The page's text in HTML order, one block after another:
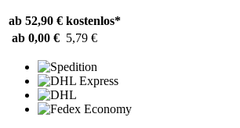
ab 52,90 € kostenlos*
ab 0,00 € 5,79 €